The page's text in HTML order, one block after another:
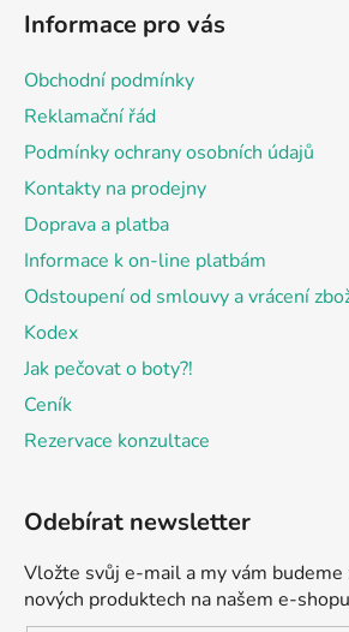
Informace pro vás
Obchodní podmínky
Reklamační řád
Podmínky ochrany osobních údajů
Kontakty na prodejny
Doprava a platba
Informace k on-line platbám
Odstoupení od smlouvy a vrácení
Kodex
Jak pečovat o boty?!
Ceník
Rezervace konzultace
Odebírat newsletter
Vložte svůj e-mail a my vám
nových produktech na našem e-